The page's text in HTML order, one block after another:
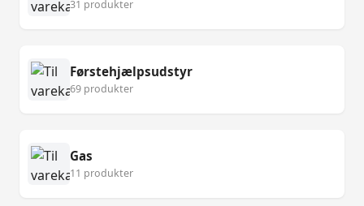
31 produkter
Førstehjælpsudstyr
69 produkter
Gas
11 produkter